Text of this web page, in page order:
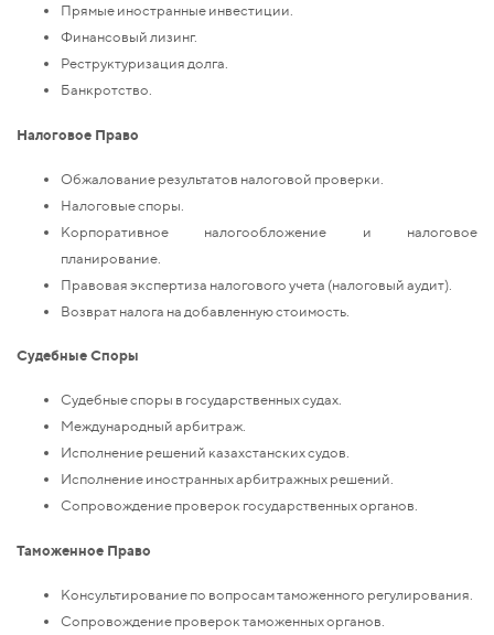
Прямые иностранные инвестиции.
Финансовый лизинг.
Реструктуризация долга.
Банкротство.
Налоговое Право
Обжалование результатов налоговой проверки.
Налоговые споры.
Корпоративное налогообложение и налоговое
планирование.
Правовая экспертиза налогового учета (налоговый аудит).
Возврат налога на добавленную стоимость.
Судебные Споры
Судебные споры в государственных судах.
Международный арбитраж.
Исполнение решений казахстанских судов.
Исполнение иностранных арбитражных решений.
Сопровождение проверок государственных органов.
Таможенное Право
Консультирование по вопросам таможенного регулирования.
Сопровождение проверок таможенных органов.